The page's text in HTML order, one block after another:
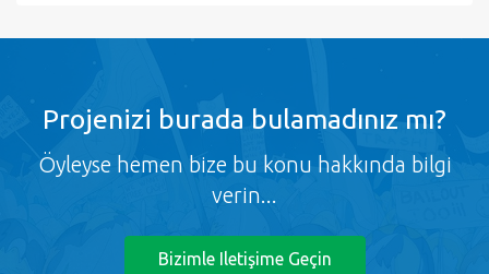
Projenizi burada bulamadınız mı?
Öyleyse hemen bize bu konu hakkında bilgi
verin...
Bizimle Iletişime Geçin